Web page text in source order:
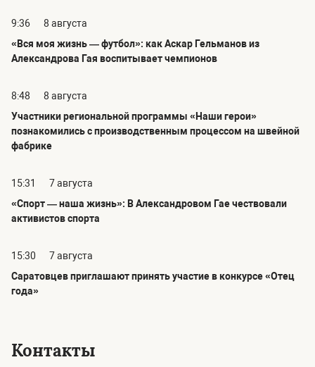
9:36
8 августа
«Вся моя жизнь — футбол»: как Аскар Гельманов из
Александрова Гая воспитывает чемпионов
8:48
8 августа
Участники региональной программы «Наши герои»
познакомились с производственным процессом на швейной
фабрике
15:31
7 августа
«Спорт — наша жизнь»: В Александровом Гае чествовали
активистов спорта
15:30
7 августа
Саратовцев приглашают принять участие в конкурсе «Отец
года»
Контакты